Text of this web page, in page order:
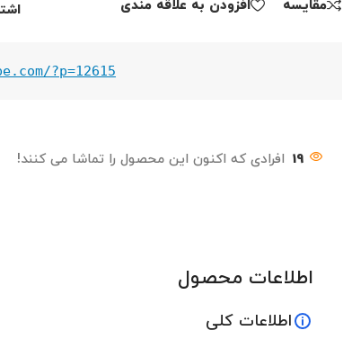
مقايسه افزودن به علاقه مندی
?p=12615
19 افرادی که اکنون این محصول را تماشا می کنند!
اطلاعات محصول
اطلاعات کلی